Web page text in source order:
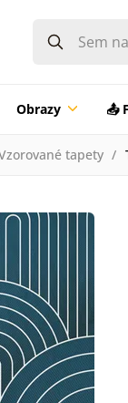
Obrazy 📤
tapety